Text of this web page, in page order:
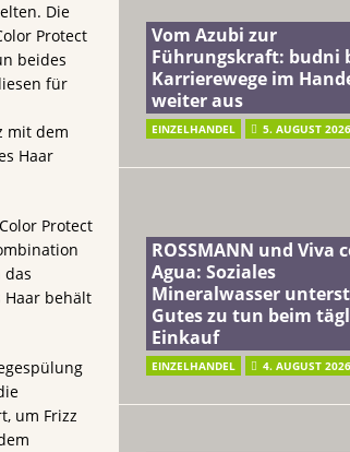
Die
Protect
beides
für
mit dem
Haar
Protect
das
Haar behält
um Frizz
Vom Azubi zur
Führungskraft: budni
Karrierewege im
weiter aus
EINZELHANDEL 5. AUGUST 2026
ROSSMANN und Viva
Agua: Soziales
Mineralwasser
Gutes zu tun beim
Einkauf
EINZELHANDEL 4. AUGUST 2026